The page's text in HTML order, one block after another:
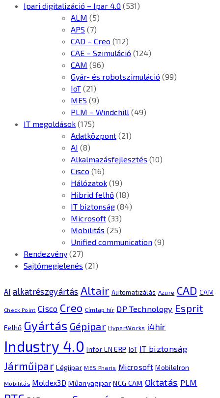
Ipari digitalizáció – Ipar 4.0 (531)
ALM (5)
APS (7)
CAD – Creo (112)
CAE – Szimuláció (124)
CAM (96)
Gyár- és robotszimuláció (99)
IoT (21)
MES (9)
PLM – Windchill (49)
IT megoldások (175)
Adatközpont (21)
AI (8)
Alkalmazásfejlesztés (10)
Cisco (16)
Hálózatok (19)
Hibrid felhő (18)
IT biztonság (84)
Microsoft (33)
Mobilitás (25)
Unified communication (9)
Rendezvény (27)
Sajtómegjelenés (21)
AI alkatrészgyártás Altair Automatizálás Azure CAD CAM
Check Point Cisco Creo Címlap hír DP Technology Esprit
Felhő Gyártás Gépipar HyperWorks i4hír
Industry 4.0 Infor LN ERP IoT IT biztonság
Járműipar Légiipar MES Pharis Microsoft MobileIron
Mobilitás Moldex3D Műanyagipar NCG CAM Oktatás PLM